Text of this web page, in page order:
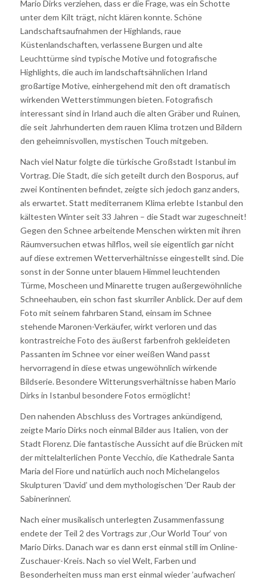
Mario Dirks verziehen, dass er die Frage, was ein Schotte
unter dem Kilt trägt, nicht klären konnte. Schöne
Landschaftsaufnahmen der Highlands, raue
Küstenlandschaften, verlassene Burgen und alte
Leuchttürme sind typische Motive und fotografische
Highlights, die auch im landschaftsähnlichen Irland
großartige Motive, einhergehend mit den oft dramatisch
wirkenden Wetterstimmungen bieten. Fotografisch
interessant sind in Irland auch die alten Gräber und Ruinen,
die seit Jahrhunderten dem rauen Klima trotzen und Bildern
den geheimnisvollen, mystischen Touch mitgeben.
Nach viel Natur folgte die türkische Großstadt Istanbul im
Vortrag. Die Stadt, die sich geteilt durch den Bosporus, auf
zwei Kontinenten befindet, zeigte sich jedoch ganz anders,
als erwartet. Statt mediterranem Klima erlebte Istanbul den
kältesten Winter seit 33 Jahren – die Stadt war zugeschneit!
Gegen den Schnee arbeitende Menschen wirkten mit ihren
Räumversuchen etwas hilflos, weil sie eigentlich gar nicht
auf diese extremen Wetterverhältnisse eingestellt sind. Die
sonst in der Sonne unter blauem Himmel leuchtenden
Türme, Moscheen und Minarette trugen außergewöhnliche
Schneehauben, ein schon fast skurriler Anblick. Der auf dem
Foto mit seinem fahrbaren Stand, einsam im Schnee
stehende Maronen-Verkäufer, wirkt verloren und das
kontrastreiche Foto des äußerst farbenfroh gekleideten
Passanten im Schnee vor einer weißen Wand passt
hervorragend in diese etwas ungewöhnlich wirkende
Bildserie. Besondere Witterungsverhältnisse haben Mario
Dirks in Istanbul besondere Fotos ermöglicht!
Den nahenden Abschluss des Vortrages ankündigend,
zeigte Mario Dirks noch einmal Bilder aus Italien, von der
Stadt Florenz. Die fantastische Aussicht auf die Brücken mit
der mittelalterlichen Ponte Vecchio, die Kathedrale Santa
Maria del Fiore und natürlich auch noch Michelangelos
Skulpturen ’David’ und dem mythologischen ’Der Raub der
Sabinerinnen’.
Nach einer musikalisch unterlegten Zusammenfassung
endete der Teil 2 des Vortrags zur ‚Our World Tour‘ von
Mario Dirks. Danach war es dann erst einmal still im Online-
Zuschauer-Kreis. Nach so viel Welt, Farben und
Besonderheiten muss man erst einmal wieder ’aufwachen‘